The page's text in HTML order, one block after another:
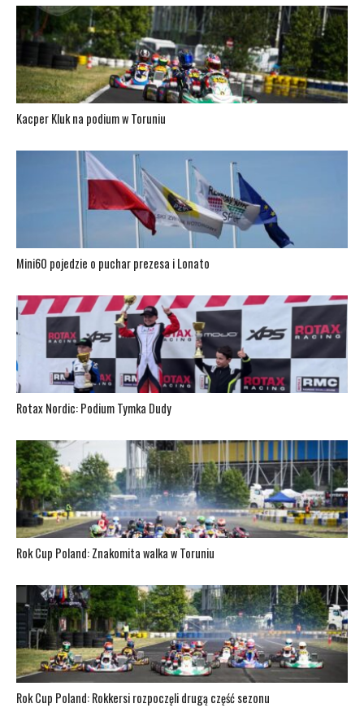
Kacper Kluk na podium w Toruniu
Mini60 pojedzie o puchar prezesa i Lonato
Rotax Nordic: Podium Tymka Dudy
Rok Cup Poland: Znakomita walka w Toruniu
Rok Cup Poland: Rokkersi rozpoczęli drugą część sezonu